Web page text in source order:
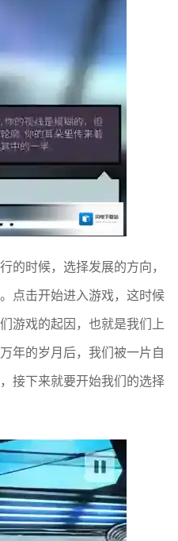
的时候，选择发展的方向，
点击开始进入游戏，这时候
游戏的起因，也就是我们上
年的岁月后，我们被一片自
接下来就要开始我们的选择